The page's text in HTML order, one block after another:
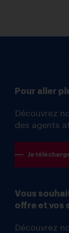
Pour aller
Découvrez
des agents
Je
Vous
offre et vos
Découvrez